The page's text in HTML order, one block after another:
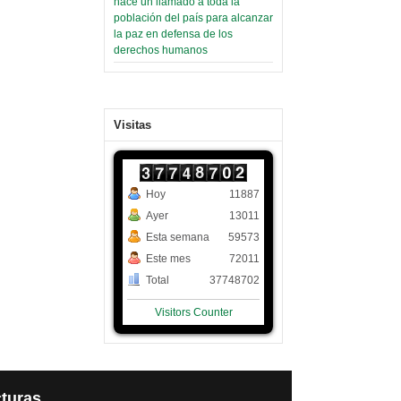
población del país para alcanzar
la paz en defensa de los
derechos humanos
Visitas
Hoy
Ayer
Esta semana
Este mes
Total
11887
13011
59573
72011
37748702
Visitors Counter